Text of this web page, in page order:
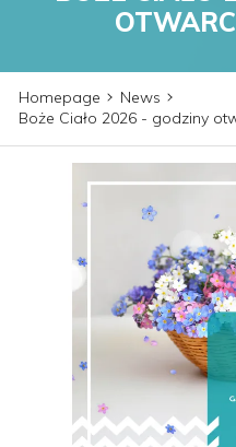
Homepage
News
Boże Ciało 2026 - godziny